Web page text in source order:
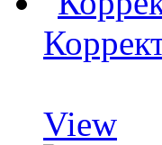
View